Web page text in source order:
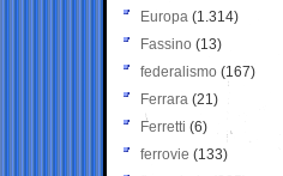
Europa (1.314)
Fassino (13)
federalismo (167)
Ferrara (21)
Ferretti (6)
ferrovie (133)